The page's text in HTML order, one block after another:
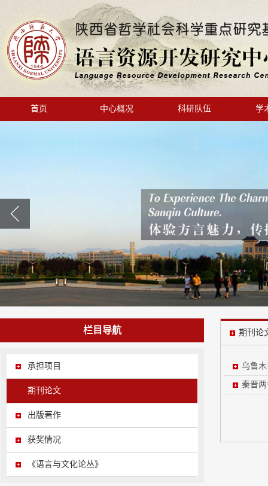
首页 中心概况 科研队伍 学
栏目导航
承担项目
期刊论文
出版著作
获奖情况
《语言与文化论丛》
期刊论
乌鲁
秦晋